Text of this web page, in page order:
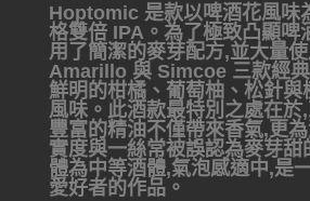
Hoptomic 是款以啤酒花風味
格雙倍 IPA。為了極致凸顯啤
用了簡潔的麥芽配方,並大量
Amarillo 與 Simcoe 三款經
鮮明的柑橘、葡萄柚、松針與
風味。此酒款最特別之處在於
豐富的精油不僅帶來香氣,更
實度與一絲常被誤認為麥芽甜
體為中等酒體,氣泡感適中,是
愛好者的作品。